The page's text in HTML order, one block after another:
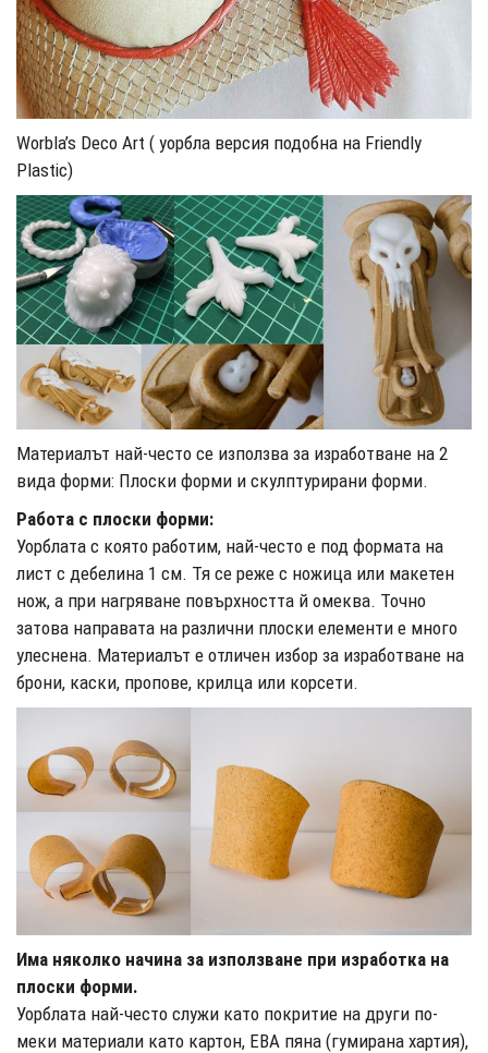
Worbla’s Deco Art ( уорбла версия подобна на Friendly
Plastic)
Материалът най-често се използва за изработване на 2
вида форми: Плоски форми и скулптурирани форми.
Работа с плоски форми:
Уорблата с която работим, най-често е под формата на
лист с дебелина 1 см. Тя се реже с ножица или макетен
нож, а при нагряване повърхността й омеква. Точно
затова направата на различни плоски елементи е много
улеснена. Материалът е отличен избор за изработване на
брони, каски, пропове, крилца или корсети.
Има няколко начина за използване при изработка на
плоски форми.
Уорблата най-често служи като покритие на други по-
меки материали като картон, ЕВА пяна (гумирана хартия),